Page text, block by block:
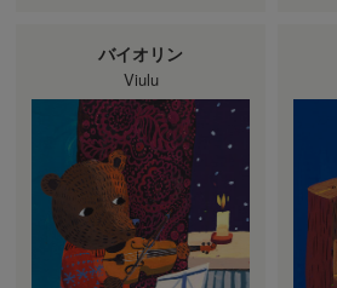
バイオリン
Viulu